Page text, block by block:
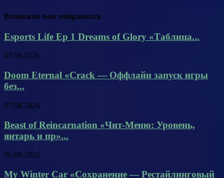
Возможно вам понравится
Esports Life Ep 1 Dreams of Glory «Таблица...
07.08.2026
Doom Eternal «Crack — Оффлайн запуск игры
без...
07.08.2026
Beast of Reincarnation «Чит-Меню: Уровень,
янтарь и пр»...
06.08.2026
My Winter Car «Сохранение — Рестайлинговый